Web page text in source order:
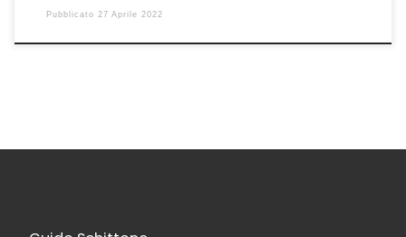
Pubblicato 27 Aprile 2022